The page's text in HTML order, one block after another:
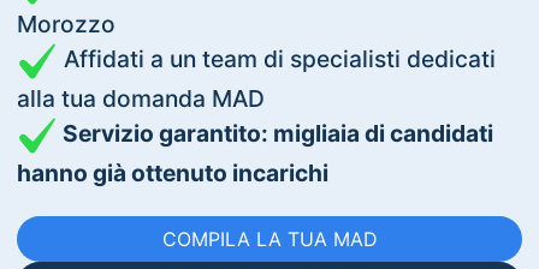
Morozzo
Affidati a un team di specialisti dedicati
alla tua domanda MAD
Servizio garantito: migliaia di candidati
hanno già ottenuto incarichi
COMPILA LA TUA MAD